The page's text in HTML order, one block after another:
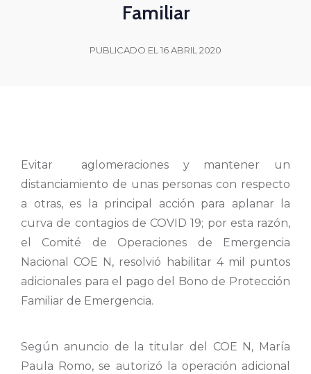
Familiar
PUBLICADO EL 16 ABRIL 2020
Evitar aglomeraciones y mantener un
distanciamiento de unas personas con respecto
a otras, es la principal acción para aplanar la
curva de contagios de COVID 19; por esta razón,
el Comité de Operaciones de Emergencia
Nacional COE N, resolvió habilitar 4 mil puntos
adicionales para el pago del Bono de Protección
Familiar de Emergencia.
Según anuncio de la titular del COE N, María
Paula Romo, se autorizó la operación adicional